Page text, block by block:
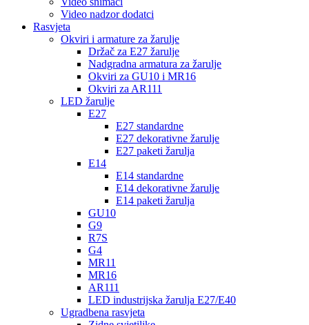
Video nadzor dodatci
Rasvjeta
Okviri i armature za žarulje
Držač za E27 žarulje
Nadgradna armatura za žarulje
Okviri za GU10 i MR16
Okviri za AR111
LED žarulje
E27
E27 standardne
E27 dekorativne žarulje
E27 paketi žarulja
E14
E14 standardne
E14 dekorativne žarulje
E14 paketi žarulja
GU10
G9
R7S
G4
MR11
MR16
AR111
LED industrijska žarulja E27/E40
Ugradbena rasvjeta